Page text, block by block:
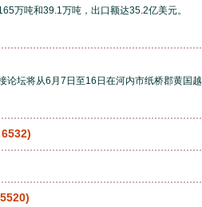
万吨和39.1万吨，出口额达35.2亿美元。
论坛将从6月7日至16日在河内市纸桥郡黄国越